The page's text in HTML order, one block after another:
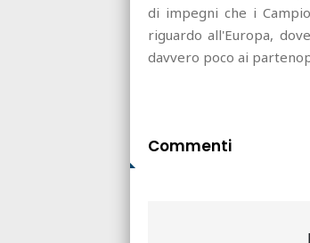
di impegni che i
riguardo all'Europa,
davvero poco ai
Commenti